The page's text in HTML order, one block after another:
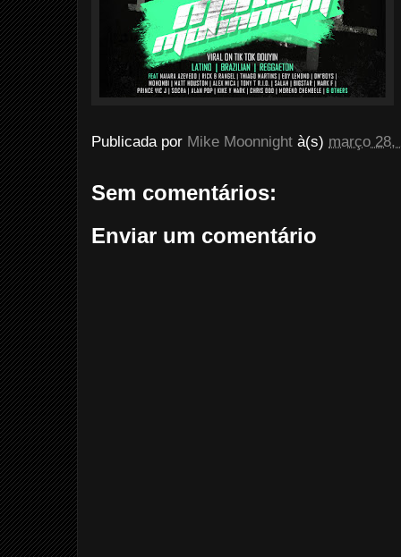
Publicada por Mike Moonnight à(s) março 28,
Sem comentários:
Enviar um comentário